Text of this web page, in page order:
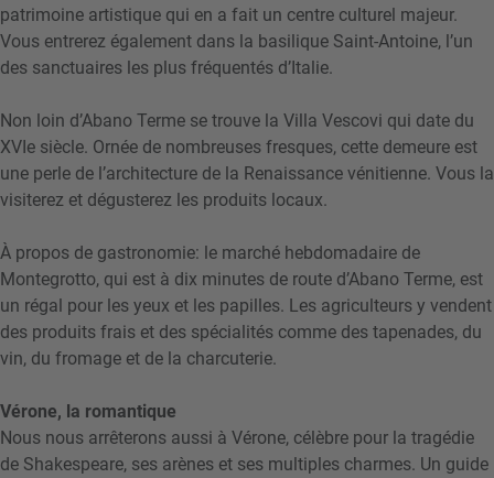
patrimoine artistique qui en a fait un centre culturel majeur.
Vous entrerez également dans la basilique Saint-Antoine, l’un
des sanctuaires les plus fréquentés d’Italie.
Non loin d’Abano Terme se trouve la Villa Vescovi qui date du
XVIe siècle. Ornée de nombreuses fresques, cette demeure est
une perle de l’architecture de la Renaissance vénitienne. Vous la
visiterez et dégusterez les produits locaux.
À propos de gastronomie: le marché hebdomadaire de
Montegrotto, qui est à dix minutes de route d’Abano Terme, est
un régal pour les yeux et les papilles. Les agriculteurs y vendent
des produits frais et des spécialités comme des tapenades, du
vin, du fromage et de la charcuterie.
Vérone, la romantique
Nous nous arrêterons aussi à Vérone, célèbre pour la tragédie
de Shakespeare, ses arènes et ses multiples charmes. Un guide